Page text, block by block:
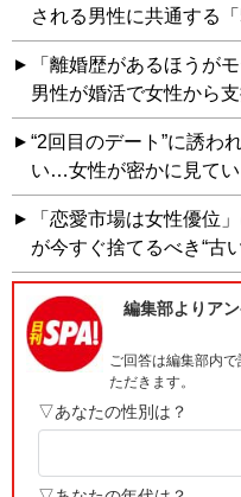
される男性に共通する「
「離婚歴があるほうが
男性が婚活で女性から
“2回目のデート”に誘わ
い…女性が密かに見てい
「恋愛市場は女性優位
が今すぐ捨てるべき“古